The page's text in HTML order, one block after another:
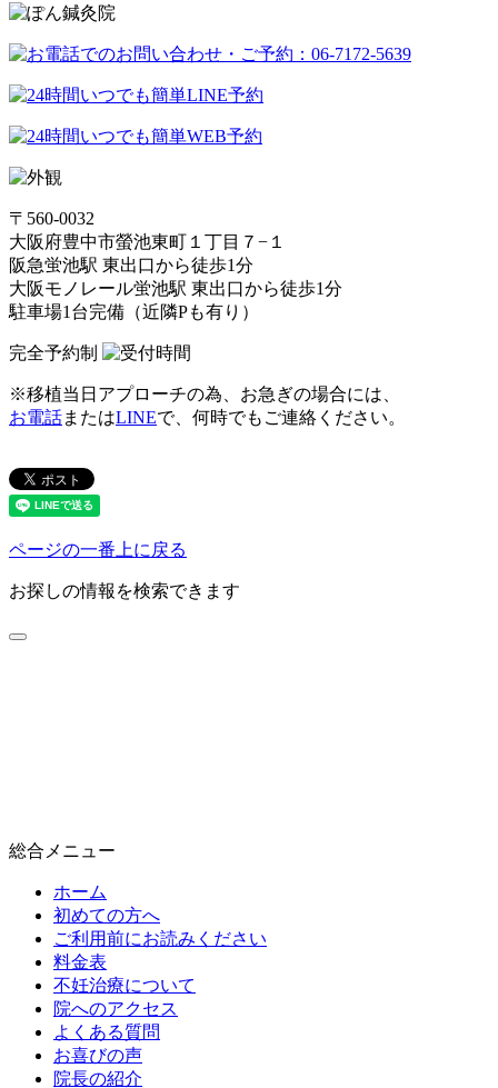
〒560-0032
大阪府豊中市螢池東町１丁目７−１
阪急蛍池駅 東出口から徒歩1分
大阪モノレール蛍池駅 東出口から徒歩1分
駐車場1台完備（近隣Pも有り）
完全予約制
※移植当日アプローチの為、お急ぎの場合には、
お電話またはLINEで、何時でもご連絡ください。
ページの一番上に戻る
お探しの情報を検索できます
総合メニュー
ホーム
初めての方へ
ご利用前にお読みください
料金表
不妊治療について
院へのアクセス
よくある質問
お喜びの声
院長の紹介